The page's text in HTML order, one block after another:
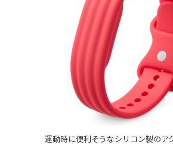
運動時に便利そうなシリコン製のア